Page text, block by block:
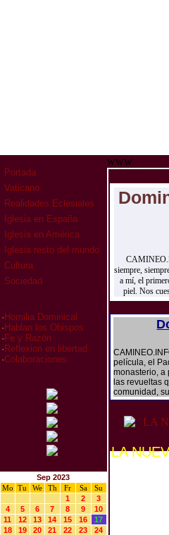
Portada
Vaticano
Realidades Eclesiales
Iglesia en España
Iglesia en América
Iglesia resto del mundo
Cultura
Sociedad
· Homilia Dominical
· Hablan los Obispos
· Fe y Razón
· Reflexion en libertad
·Colaboraciones
Sep 2023
Mo
Tu We Th Fr Sa
Su
1
2
3
4
5 6 7 8 9
10
11
12 13 14 15 16
17
18
19 20 21 22 23
24
www
siempre,
a mí, el
piel. Nos
película, el
monasterio, a
las revueltas
comunidad,
LA